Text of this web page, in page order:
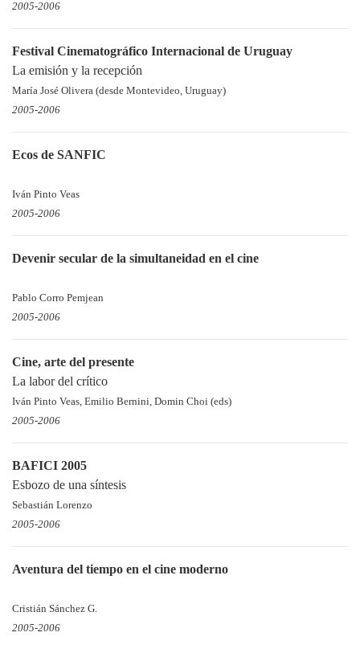
2005-2006
Festival Cinematográfico Internacional de Uruguay
La emisión y la recepción
María José Olivera (desde Montevideo, Uruguay)
2005-2006
Ecos de SANFIC
Iván Pinto Veas
2005-2006
Devenir secular de la simultaneidad en el cine
Pablo Corro Pemjean
2005-2006
Cine, arte del presente
La labor del crítico
Iván Pinto Veas, Emilio Bernini, Domin Choi (eds)
2005-2006
BAFICI 2005
Esbozo de una síntesis
Sebastián Lorenzo
2005-2006
Aventura del tiempo en el cine moderno
Cristián Sánchez G.
2005-2006